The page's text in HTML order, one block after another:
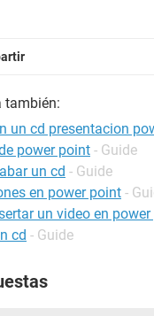
también:
un cd presentacion
power point - Guide
un cd - Guide
en power point -
un video en
cd - Guide